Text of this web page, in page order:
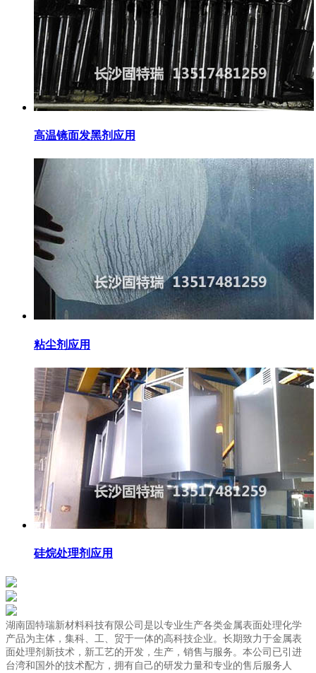
高温镜面发黑剂应用
粘尘剂应用
硅烷处理剂应用
湖南固特瑞新材料科技有限公司是以专业生产各类金属表面处理化学
产品为主体，集科、工、贸于一体的高科技企业。长期致力于金属表
面处理剂新技术，新工艺的开发，生产，销售与服务。本公司已引进
台湾和国外的技术配方，拥有自己的研发力量和专业的售后服务人